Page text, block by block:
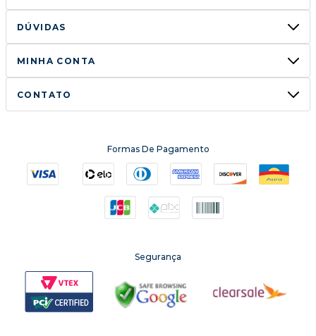
DÚVIDAS
MINHA CONTA
CONTATO
Formas De Pagamento
Segurança